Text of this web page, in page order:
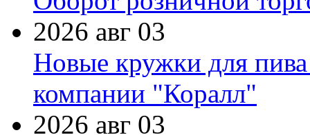
2026 авг 03
Новые кружки для
компании "Коралл"
2026 авг 03